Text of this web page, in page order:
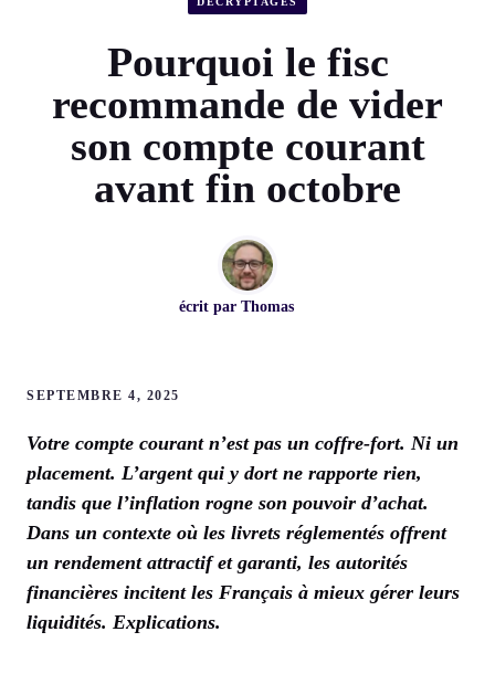
Pourquoi le fisc
recommande de vider
son compte courant
avant fin octobre
écrit par Thomas
SEPTEMBRE 4, 2025
Votre compte courant n’est pas un coffre-fort. Ni un
placement. L’argent qui y dort ne rapporte rien,
tandis que l’inflation rogne son pouvoir d’achat.
Dans un contexte où les livrets réglementés offrent
un rendement attractif et garanti, les autorités
financières incitent les Français à mieux gérer leurs
liquidités. Explications.